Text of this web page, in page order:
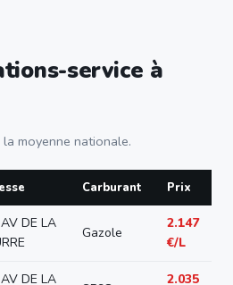
service à
moyenne nationale.
Carburant Prix
DE LA
Gazole
2.147
€/L
DE LA
2.035